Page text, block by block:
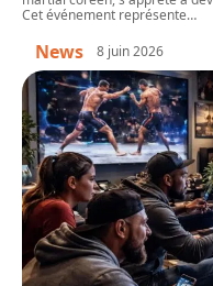
Cet événement représente…
News 8 juin 2026